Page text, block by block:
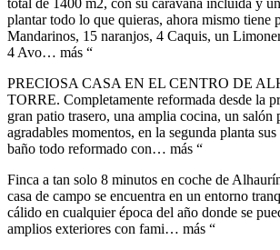
plantar todo lo que quieras, ahora mismo tiene
Mandarinos, 15 naranjos, 4 Caquis, un
4 Avo… más “
PRECIOSA CASA EN EL CENTRO DE
TORRE. Completamente reformada desde la
gran patio trasero, una amplia cocina, un salón
agradables momentos, en la segunda planta
baño todo reformado con… más “
Finca a tan solo 8 minutos en coche de
casa de campo se encuentra en un entorno
cálido en cualquier época del año donde se
amplios exteriores con fami… más “